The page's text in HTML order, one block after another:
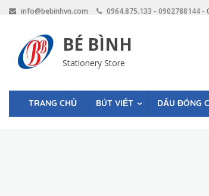
Skip
content
info@bebinhvn.com 0964.875.133 - 0902788144 -
BÉ BÌNH
Stationery Store
TRANG CHỦ BÚT VIẾT DẤU ĐÓNG